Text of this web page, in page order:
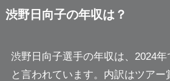
渋野日向子の年収は？
渋野日向子選手の年収は、2024年
と言われています。内訳はツアー